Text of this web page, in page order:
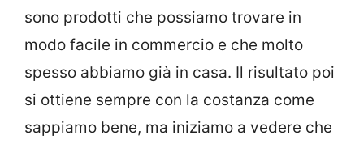
sono prodotti che possiamo trovare in
modo facile in commercio e che molto
spesso abbiamo già in casa. Il risultato poi
si ottiene sempre con la costanza come
sappiamo bene, ma iniziamo a vedere che